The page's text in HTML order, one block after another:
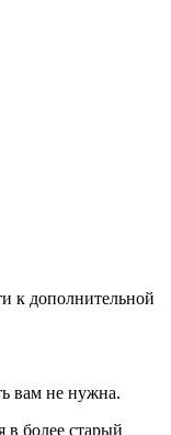
к дополнительной
вам не нужна.
в более старый